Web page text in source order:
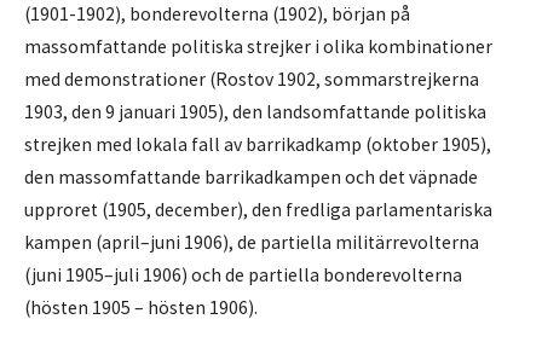
(1901-1902), bonderevolterna (1902), början på
massomfattande politiska strejker i olika kombinationer
med demonstrationer (Rostov 1902, sommarstrejkerna
1903, den 9 januari 1905), den landsomfattande politiska
strejken med lokala fall av barrikadkamp (oktober 1905),
den massomfattande barrikadkampen och det väpnade
upproret (1905, december), den fredliga parlamentariska
kampen (april–juni 1906), de partiella militärrevolterna
(juni 1905–juli 1906) och de partiella bonderevolterna
(hösten 1905 – hösten 1906).